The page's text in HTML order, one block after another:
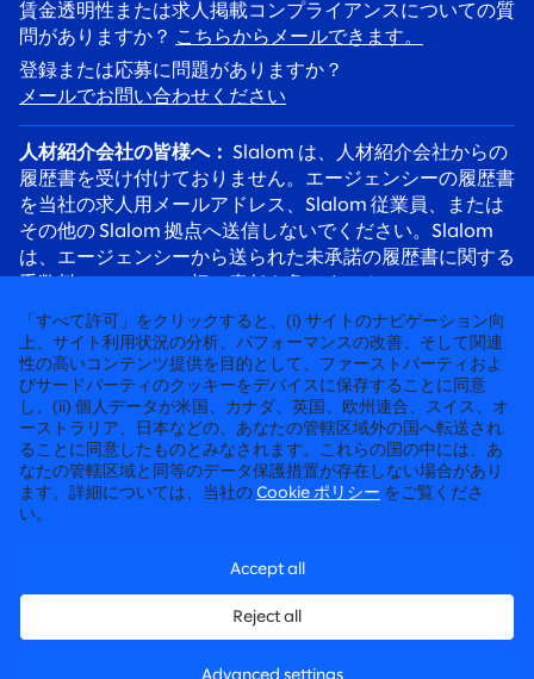
賃金透明性または求人掲載コンプライアンスについての質
問がありますか？ こちらからメールできます。
登録または応募に問題がありますか？
メールでお問い合わせください
人材紹介会社の皆様へ： Slalom は、人材紹介会社からの
履歴書を受け付けておりません。エージェンシーの履歴書
を当社の求人用メールアドレス、Slalom 従業員、または
その他の Slalom 拠点へ送信しないでください。Slalom
は、エージェンシーから送られた未承諾の履歴書に関する
応募者の皆様へ： 採用詐欺にご注意ください。Slalom の
リクルーターは必ず @slalom.com のメールアドレスを使
用してご連絡します。また、採用プロセスの一環として、
候補者に料金を請求することは決してありません。
徹底して“人”に向き合うコンサルティング
©2026 SLALOM, INC. 無断転載禁止
「すべて許可」をクリックすると、(i) サイトのナビゲーション向
上、サイト利用状況の分析、パフォーマンスの改善、そして関連
性の高いコンテンツ提供を目的として、ファーストパーティおよ
びサードパーティのクッキーをデバイスに保存することに同意
し、(ii) 個人データが米国、カナダ、英国、欧州連合、スイス、オ
ーストラリア、日本などの、あなたの管轄区域外の国へ転送され
ることに同意したものとみなされます。これらの国の中には、あ
なたの管轄区域と同等のデータ保護措置が存在しない場合があり
ます。詳細については、当社の Cookie ポリシー をご覧くださ
い。
Accept all
Reject all